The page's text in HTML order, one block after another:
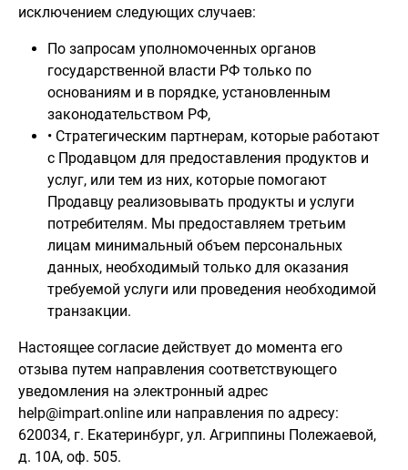
исключением следующих случаев:
По запросам уполномоченных органов
государственной власти РФ только по
основаниям и в порядке, установленным
законодательством РФ,
• Стратегическим партнерам, которые работают
с Продавцом для предоставления продуктов и
услуг, или тем из них, которые помогают
Продавцу реализовывать продукты и услуги
потребителям. Мы предоставляем третьим
лицам минимальный объем персональных
данных, необходимый только для оказания
требуемой услуги или проведения необходимой
транзакции.
Настоящее согласие действует до момента его
отзыва путем направления соответствующего
уведомления на электронный адрес
help@impart.online или направления по адресу:
620034, г. Екатеринбург, ул. Агриппины Полежаевой,
д. 10А, оф. 505.